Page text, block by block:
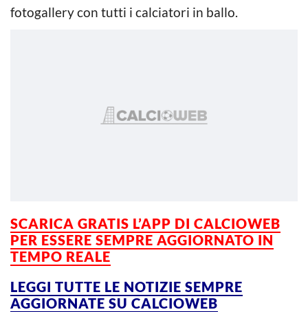
fotogallery con tutti i calciatori in ballo.
SCARICA GRATIS L’APP DI CALCIOWEB
PER ESSERE SEMPRE AGGIORNATO IN
TEMPO REALE
LEGGI TUTTE LE NOTIZIE SEMPRE
AGGIORNATE SU CALCIOWEB